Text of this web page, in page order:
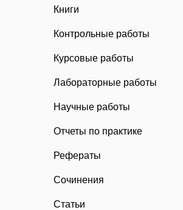
Книги
Контрольные работы
Курсовые работы
Лабораторные работы
Научные работы
Отчеты по практике
Рефераты
Сочинения
Статьи